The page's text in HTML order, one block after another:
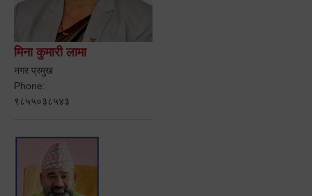
मिना कुमारी लामा
नगर प्रमुख
Phone:
९८५५०३८५४३